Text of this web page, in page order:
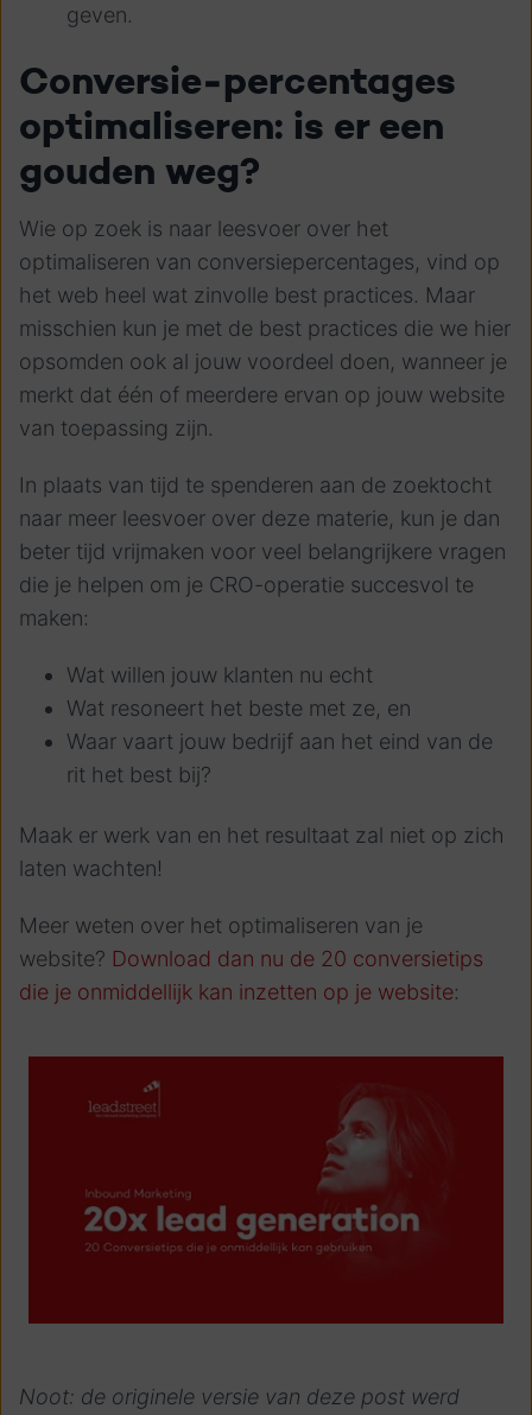
geven.
Conversie-percentages
optimaliseren: is er een
gouden weg?
Wie op zoek is naar leesvoer over het
optimaliseren van conversiepercentages, vind op
het web heel wat zinvolle best practices. Maar
misschien kun je met de best practices die we hier
opsomden ook al jouw voordeel doen, wanneer je
merkt dat één of meerdere ervan op jouw website
van toepassing zijn.
In plaats van tijd te spenderen aan de zoektocht
naar meer leesvoer over deze materie, kun je dan
beter tijd vrijmaken voor veel belangrijkere vragen
die je helpen om je CRO-operatie succesvol te
maken:
Wat willen jouw klanten nu echt
Wat resoneert het beste met ze, en
Waar vaart jouw bedrijf aan het eind van de
rit het best bij?
Maak er werk van en het resultaat zal niet op zich
laten wachten!
Meer weten over het optimaliseren van je
website? Download dan nu de 20 conversietips
die je onmiddellijk kan inzetten op je website:
Noot: de originele versie van deze post werd